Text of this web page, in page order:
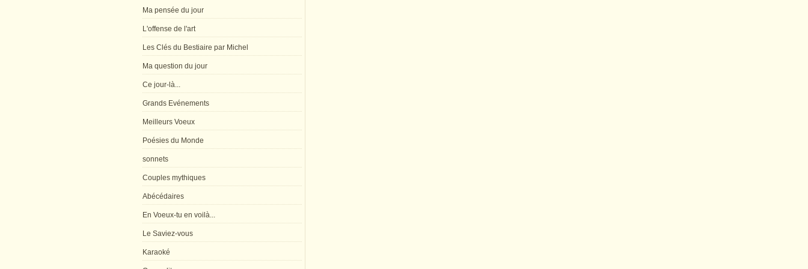
Ma pensée du jour
L'offense de l'art
Les Clés du Bestiaire par Michel
Ma question du jour
Ce jour-là...
Grands Evénements
Meilleurs Voeux
Poésies du Monde
sonnets
Couples mythiques
Abécédaires
En Voeux-tu en voilà...
Le Saviez-vous
Karaoké